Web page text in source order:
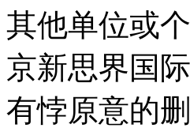
其他单位或
京新思界国
有悖原意的